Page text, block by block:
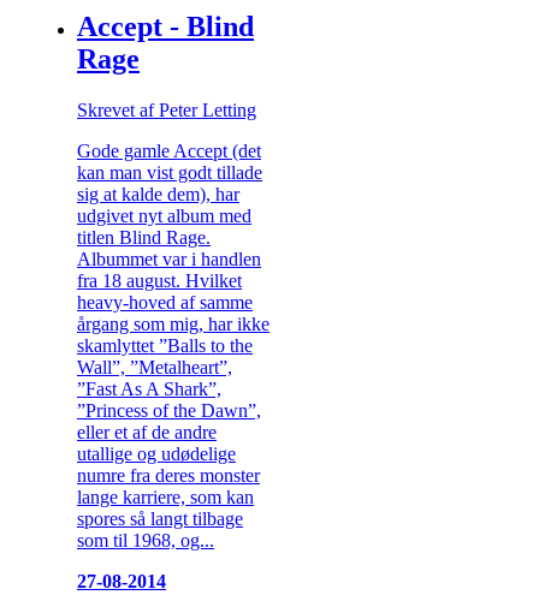
Accept - Blind
Rage
Skrevet af Peter Letting
Gode gamle Accept (det
kan man vist godt tillade
sig at kalde dem), har
udgivet nyt album med
titlen Blind Rage.
Albummet var i handlen
fra 18 august. Hvilket
heavy-hoved af samme
årgang som mig, har ikke
skamlyttet ”Balls to the
Wall”, ”Metalheart”,
”Fast As A Shark”,
”Princess of the Dawn”,
eller et af de andre
utallige og udødelige
numre fra deres monster
lange karriere, som kan
spores så langt tilbage
som til 1968, og...
27-08-2014